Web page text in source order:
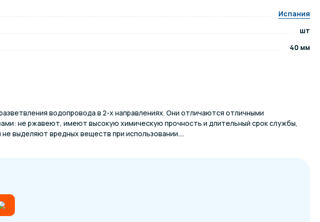
Испания
шт
40 мм
водопровода в 2-х направлениях. Они отличаются отличными
не ржавеют, имеют высокую химическую прочность и длительный срок службы,
выделяют вредных веществ при использовании....